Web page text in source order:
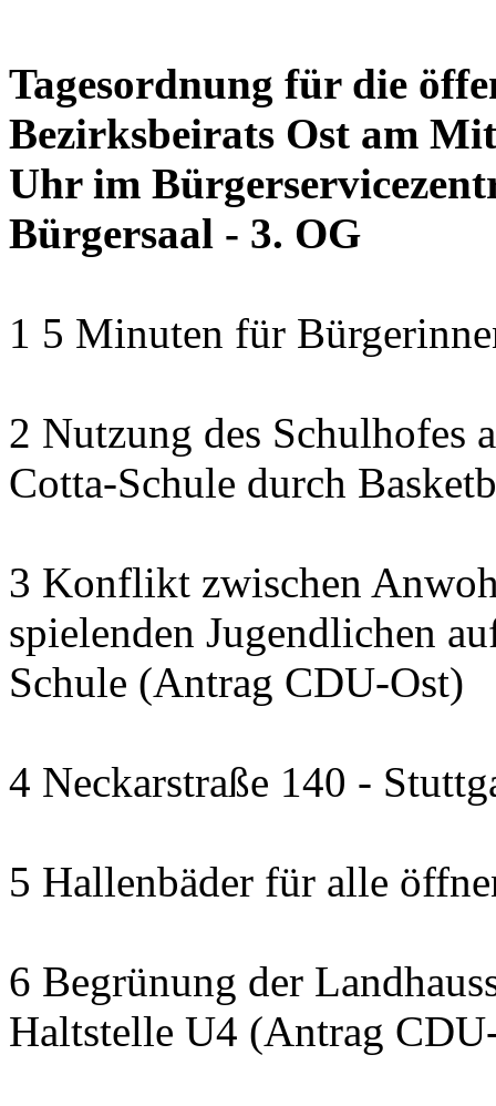
Tagesordnung für die
Bezirksbeirats Ost am
Uhr im
Bürgersaal - 3. OG
1 5 Minuten für
2 Nutzung des Schulhofes
Cotta-Schule durch
3 Konflikt zwischen
spielenden Jugendlichen
Schule (Antrag CDU-Ost)
4 Neckarstraße 140 -
5 Hallenbäder für alle
6 Begrünung der
Haltstelle U4 (Antrag